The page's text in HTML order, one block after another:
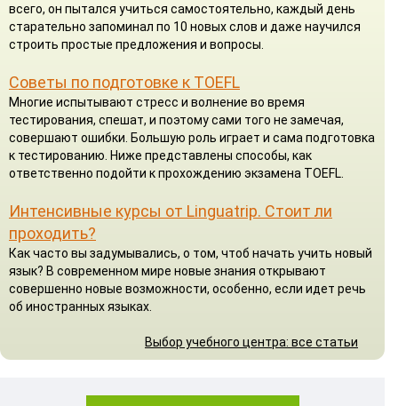
всего, он пытался учиться самостоятельно, каждый день
старательно запоминал по 10 новых слов и даже научился
строить простые предложения и вопросы.
Советы по подготовке к TOEFL
Многие испытывают стресс и волнение во время
тестирования, спешат, и поэтому сами того не замечая,
совершают ошибки. Большую роль играет и сама подготовка
к тестированию. Ниже представлены способы, как
ответственно подойти к прохождению экзамена TOEFL.
Интенсивные курсы от Linguatrip. Стоит ли
проходить?
Как часто вы задумывались, о том, чтоб начать учить новый
язык? В современном мире новые знания открывают
совершенно новые возможности, особенно, если идет речь
об иностранных языках.
Выбор учебного центра: все статьи